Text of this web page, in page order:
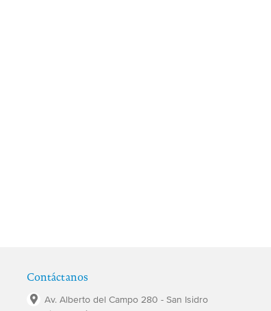
Contáctanos
Av. Alberto del Campo 280 - San Isidro